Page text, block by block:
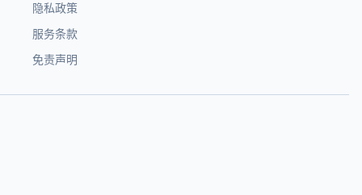
隐私政策
服务条款
免责声明